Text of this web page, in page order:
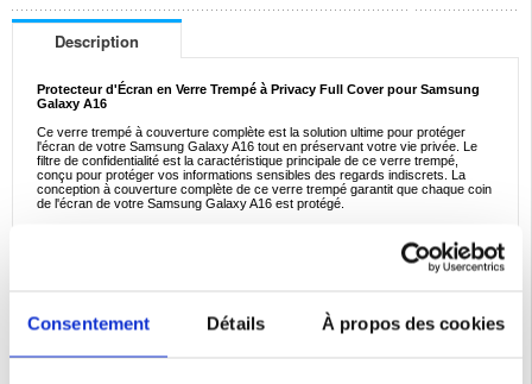
Consentement Détails À propos des cookies
Description
Protecteur d'Écran en Verre Trempé à Privacy Full Cover pour Samsung
Galaxy A16
Ce verre trempé à couverture complète est la solution ultime pour protéger
l'écran de votre Samsung Galaxy A16 tout en préservant votre vie privée. Le
filtre de confidentialité est la caractéristique principale de ce verre trempé,
conçu pour protéger vos informations sensibles des regards indiscrets. La
conception à couverture complète de ce verre trempé garantit que chaque coin
de l'écran de votre Samsung Galaxy A16 est protégé.
- Protecteur d'écran en verre trempé à couverture complète pour Samsung
verre ordinaire
- Le revêtement oléophobe résiste aux traces de doigts et à l'huile
d'empreintes digitales du Samsung Galaxy A16